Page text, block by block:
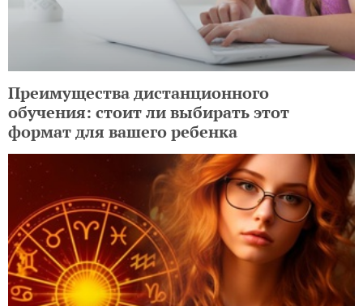
Преимущества дистанционного
обучения: стоит ли выбирать этот
формат для вашего ребенка